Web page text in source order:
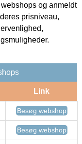
og anmeldt
prisniveau,
Link
Besøg webshop
Besøg webshop